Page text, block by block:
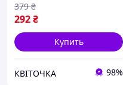
292₴
379 ₴
Купить
КВІТОЧКА 98%